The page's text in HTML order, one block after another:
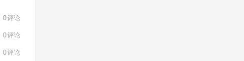
0评论
0评论
0评论